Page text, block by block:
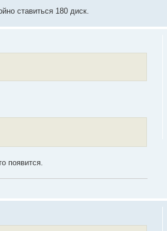
ставиться 180 диск.
появится.